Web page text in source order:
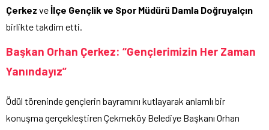
Çerkez veİlçe Gençlik ve Spor Müdürü Damla Doğruyalçın
birlikte takdim etti.
Başkan Orhan Çerkez: “Gençlerimizin Her Zaman
Yanındayız”
Ödül töreninde gençlerin bayramını kutlayarak anlamlı bir
konuşma gerçekleştiren Çekmeköy Belediye Başkanı Orhan